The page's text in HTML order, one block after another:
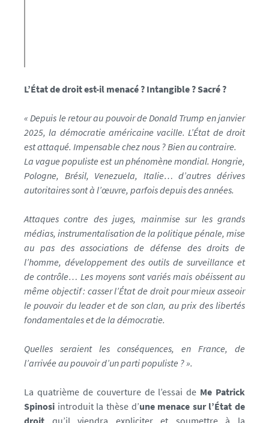
s
p
h
o
t
o
/
f
f
i
c
h
e
-
a
-
l
w
_
L’État de droit est-il menacé ? Intangible ? Sacré ?
« Depuis le retour au pouvoir de Donald Trump en janvier
2025, la démocratie américaine vacille. L’État de droit
est attaqué. Impensable chez nous ? Bien au contraire.
La vague populiste est un phénomène mondial. Hongrie,
Pologne, Brésil, Venezuela, Italie… d’autres dérives
autoritaires sont à l’œuvre, parfois depuis des années.
Attaques contre des juges, mainmise sur les grands
médias, instrumentalisation de la politique pénale, mise
au pas des associations de défense des droits de
l’homme, développement des outils de surveillance et
de contrôle… Les moyens sont variés mais obéissent au
même objectif : casser l’État de droit pour mieux asseoir
le pouvoir du leader et de son clan, au prix des libertés
fondamentales et de la démocratie.
Quelles seraient les conséquences, en France, de
l’arrivée au pouvoir d’un parti populiste ? ».
La quatrième de couverture de l’essai de Me Patrick
Spinosi introduit la thèse d’une menace sur l’État de